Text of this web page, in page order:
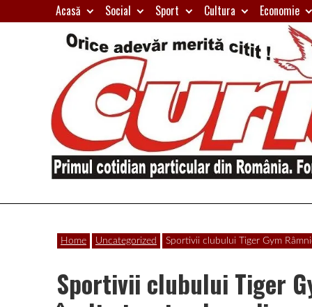
to
Acasă Social Sport Cultura Economie
Curierul
de
Primul
particular
din
România
Home Uncategorized Sportivii clubului Tiger Gym
Sportivii clubului Tiger